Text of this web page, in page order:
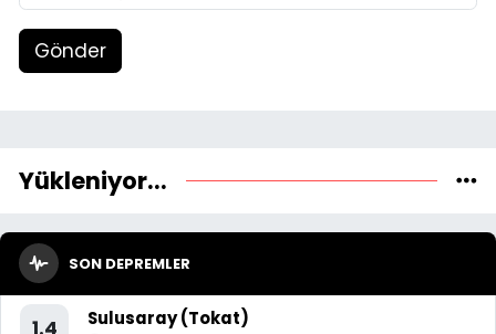
Gönder
Yükleniyor...
SON DEPREMLER
1.4 Sulusaray (Tokat)